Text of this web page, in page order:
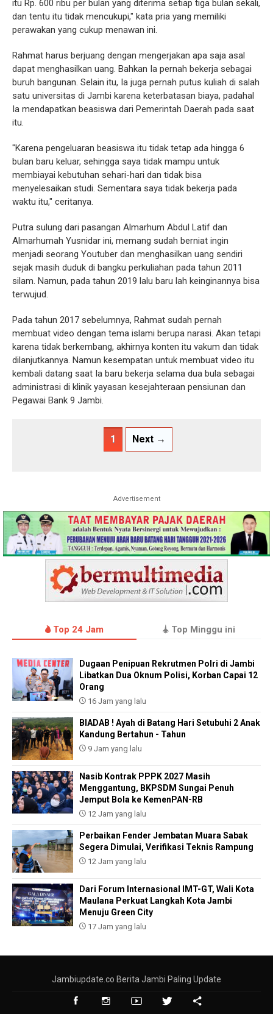
itu Rp. 600 ribu per bulan yang diterima setiap tiga bulan sekali,
dan tentu itu tidak mencukupi," kata pria yang memiliki
perawakan yang cukup menawan ini.
Rahmat harus berjuang dengan mengerjakan apa saja asal
dapat menghasilkan uang. Bahkan Ia pernah bekerja sebagai
buruh bangunan. Selain itu, Ia juga pernah putus kuliah di salah
satu universitas di Jambi karena keterbatasan biaya, padahal
Ia mendapatkan beasiswa dari Pemerintah Daerah pada saat
itu.
"Karena pengeluaran beasiswa itu tidak tetap ada hingga 6
bulan baru keluar, sehingga saya tidak mampu untuk
membiayai kebutuhan sehari-hari dan tidak bisa
menyelesaikan studi. Sementara saya tidak bekerja pada
waktu itu," ceritanya.
Putra sulung dari pasangan Almarhum Abdul Latif dan
Almarhumah Yusnidar ini, memang sudah berniat ingin
menjadi seorang Youtuber dan menghasilkan uang sendiri
sejak masih duduk di bangku perkuliahan pada tahun 2011
silam. Namun, pada tahun 2019 lalu baru lah keinginannya bisa
terwujud.
Pada tahun 2017 sebelumnya, Rahmat sudah pernah
membuat video dengan tema islami berupa narasi. Akan tetapi
karena tidak berkembang, akhirnya konten itu vakum dan tidak
dilanjutkannya. Namun kesempatan untuk membuat video itu
kembali datang saat Ia baru bekerja selama dua bula sebagai
administrasi di klinik yayasan kesejahteraan pensiunan dan
Pegawai Bank 9 Jambi.
1 Next →
Advertisement
Top 24 Jam Top Minggu ini
Dugaan Penipuan Rekrutmen Polri di Jambi
Libatkan Dua Oknum Polisi, Korban Capai 12
Orang
16 Jam yang lalu
BIADAB ! Ayah di Batang Hari Setubuhi 2 Anak
Kandung Bertahun - Tahun
9 Jam yang lalu
Nasib Kontrak PPPK 2027 Masih
Menggantung, BKPSDM Sungai Penuh
Jemput Bola ke KemenPAN-RB
12 Jam yang lalu
Perbaikan Fender Jembatan Muara Sabak
Segera Dimulai, Verifikasi Teknis Rampung
12 Jam yang lalu
Dari Forum Internasional IMT-GT, Wali Kota
Maulana Perkuat Langkah Kota Jambi
Menuju Green City
17 Jam yang lalu
Jambiupdate.co Berita Jambi Paling Update